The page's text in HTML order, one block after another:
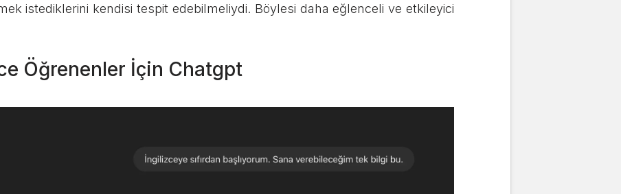
istediklerini kendisi tespit edebilmeliydi. Böylesi daha eğlenceli ve etkileyici
Öğrenenler İçin Chatgpt